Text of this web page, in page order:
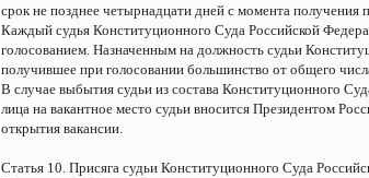
срок не позднее четырнадцати дней с момента получения
Каждый судья Конституционного Суда Российской
голосованием. Назначенным на должность судьи
получившее при голосовании большинство от общего
В случае выбытия судьи из состава Конституционного
лица на вакантное место судьи вносится Президентом
открытия вакансии.
Статья 10. Присяга судьи Конституционного Суда